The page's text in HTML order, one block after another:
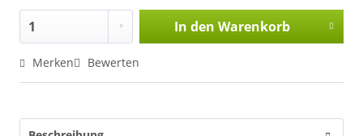
In den Warenkorb
Merken Bewerten